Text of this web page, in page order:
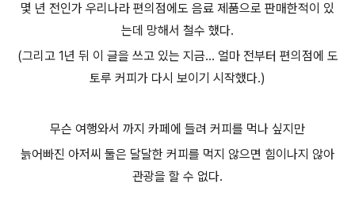
몇 년 전인가 우리나라 편의점에도 음료 제품으로 판매한적이 있
는데 망해서 철수 했다.
(그리고 1년 뒤 이 글을 쓰고 있는 지금... 얼마 전부터 편의점에 도
토루 커피가 다시 보이기 시작했다.)
무슨 여행와서 까지 카페에 들려 커피를 먹나 싶지만
늙어빠진 아저씨 둘은 달달한 커피를 먹지 않으면 힘이나지 않아
관광을 할 수 없다.